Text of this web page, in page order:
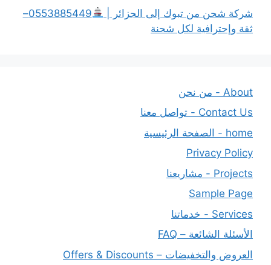
شركة شحن من تبوك إلى الجزائر |
0553885449–
ثقة وإحترافية لكل شحنة
About - من نحن
Contact Us - تواصل معنا
home - الصفحة الرئيسية
Privacy Policy
Projects - مشاريعنا
Sample Page
Services - خدماتنا
الأسئلة الشائعة – FAQ
العروض والتخفيضات – Offers & Discounts